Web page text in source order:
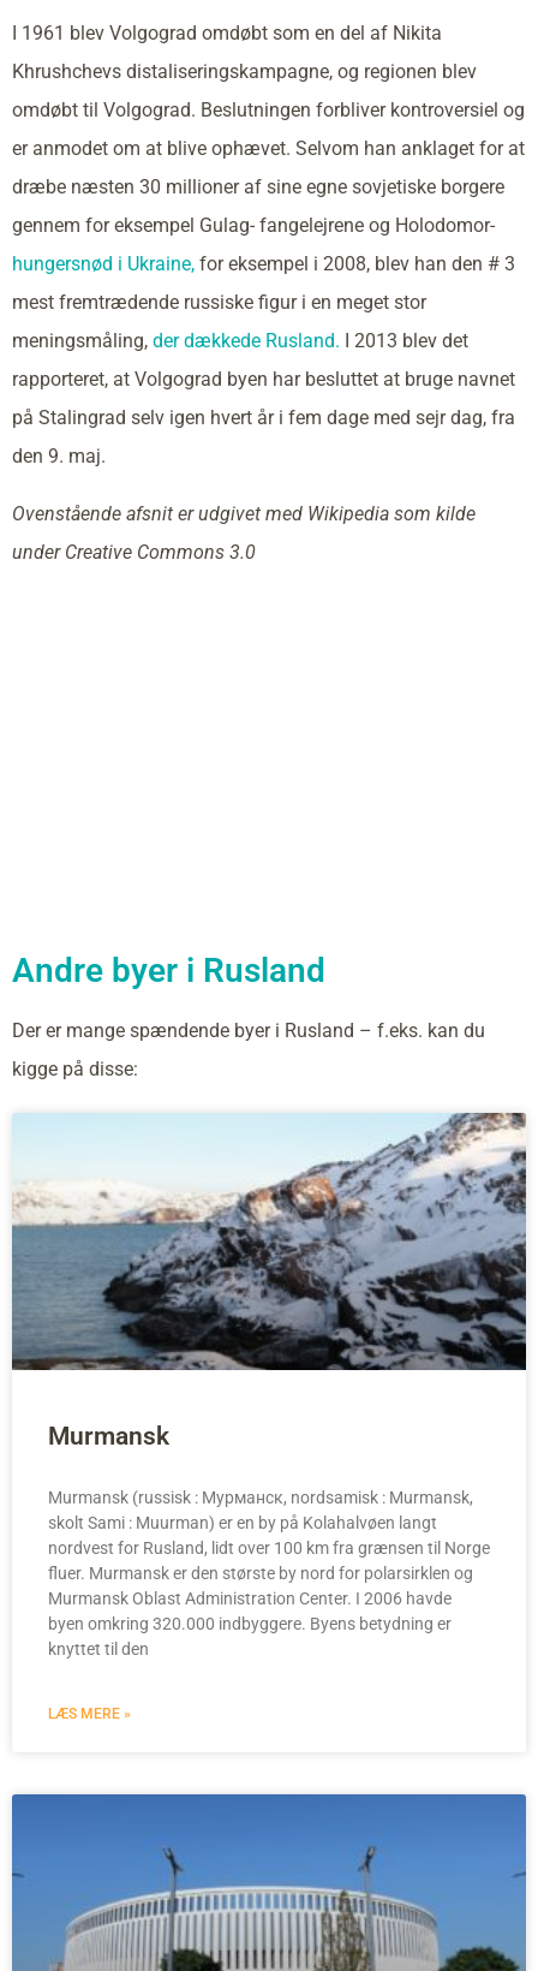
I 1961 blev Volgograd omdøbt som en del af Nikita
Khrushchevs distaliseringskampagne, og regionen blev
omdøbt til Volgograd. Beslutningen forbliver kontroversiel og
er anmodet om at blive ophævet. Selvom han anklaget for at
dræbe næsten 30 millioner af sine egne sovjetiske borgere
gennem for eksempel Gulag- fangelejrene og Holodomor-
hungersnød i Ukraine, for eksempel i 2008, blev han den # 3
mest fremtrædende russiske figur i en meget stor
meningsmåling, der dækkede Rusland. I 2013 blev det
rapporteret, at Volgograd byen har besluttet at bruge navnet
på Stalingrad selv igen hvert år i fem dage med sejr dag, fra
den 9. maj.
Ovenstående afsnit er udgivet med Wikipedia som kilde
under Creative Commons 3.0
Andre byer i Rusland
Der er mange spændende byer i Rusland – f.eks. kan du
kigge på disse:
Murmansk
Murmansk (russisk : Мурманск, nordsamisk : Murmansk,
skolt Sami : Muurman) er en by på Kolahalvøen langt
nordvest for Rusland, lidt over 100 km fra grænsen til Norge
fluer. Murmansk er den største by nord for polarsirklen og
Murmansk Oblast Administration Center. I 2006 havde
byen omkring 320.000 indbyggere. Byens betydning er
knyttet til den
LÆS MERE »